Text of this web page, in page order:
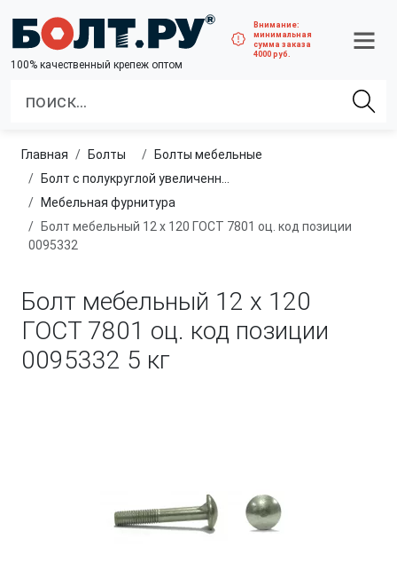
100% качественный крепеж оптом
Внимание:
минимальная
сумма заказа
4000 руб.
Главная болты
болты мебельные
Болт с полукруглой увеличенной головкой и усом класса точности C (мебельный)
Мебельная фурнитура
Болт мебельный 12 х 120 ГОСТ 7801 оц. код позиции
0095332
Болт мебельный 12 х 120
ГОСТ 7801 оц. код позиции
0095332 5 кг